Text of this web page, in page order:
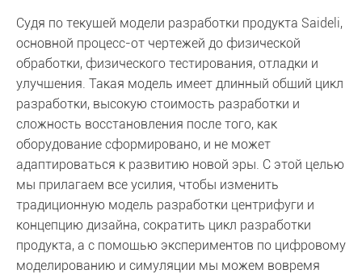
Судя по текущей модели разработки продукта Saideli,
основной процесс-от чертежей до физической
обработки, физического тестирования, отладки и
улучшения. Такая модель имеет длинный общий цикл
разработки, высокую стоимость разработки и
сложность восстановления после того, как
оборудование сформировано, и не может
адаптироваться к развитию новой эры. С этой целью
мы прилагаем все усилия, чтобы изменить
традиционную модель разработки центрифуги и
концепцию дизайна, сократить цикл разработки
продукта, а с помощью экспериментов по цифровому
моделированию и симуляции мы можем вовремя